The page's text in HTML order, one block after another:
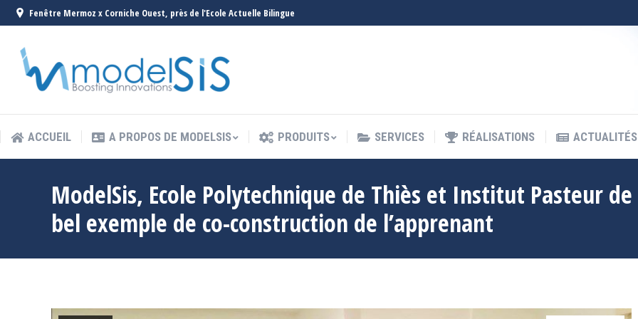
Fenêtre Mermoz x Corniche Ouest, près de l'Ecole Actuelle Bilingue
ACCUEIL A PROPOS DE MODELSIS PRODUITS SERVICES RÉALISATIONS ACTUALITÉS
ModelSis, Ecole Polytechnique de Thiès et Institut Pasteur
bel exemple de co-construction de l’apprenant
ACCUEIL A PROPOS DE MODELSIS PRODUITS SERVICES RÉALISATIONS ACTUALITÉS